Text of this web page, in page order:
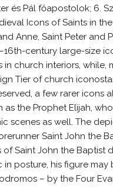
és Pál főapostolok; 6.
Icons of Saints in
Anne, Saint Peter and
century large-size
church interiors,
Tier of church
a few rarer
as the Prophet Elijah,
scenes as well. The
Saint John the
of Saint John the
in posture, his figure
– by the Four